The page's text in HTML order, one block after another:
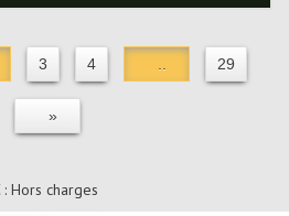
3 4 29
»
: Hors charges